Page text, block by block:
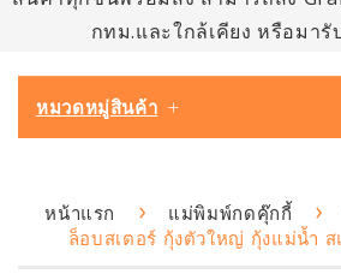
กทม.และใกล้เคียง หรือมารั
หมวดหมู่สินค้า
หน้าแรก › แม่พิมพ์กดคุ๊กกี้ ›
ล็อบสเตอร์ กุ้งตัวใหญ่ กุ้งแม่น้ำ